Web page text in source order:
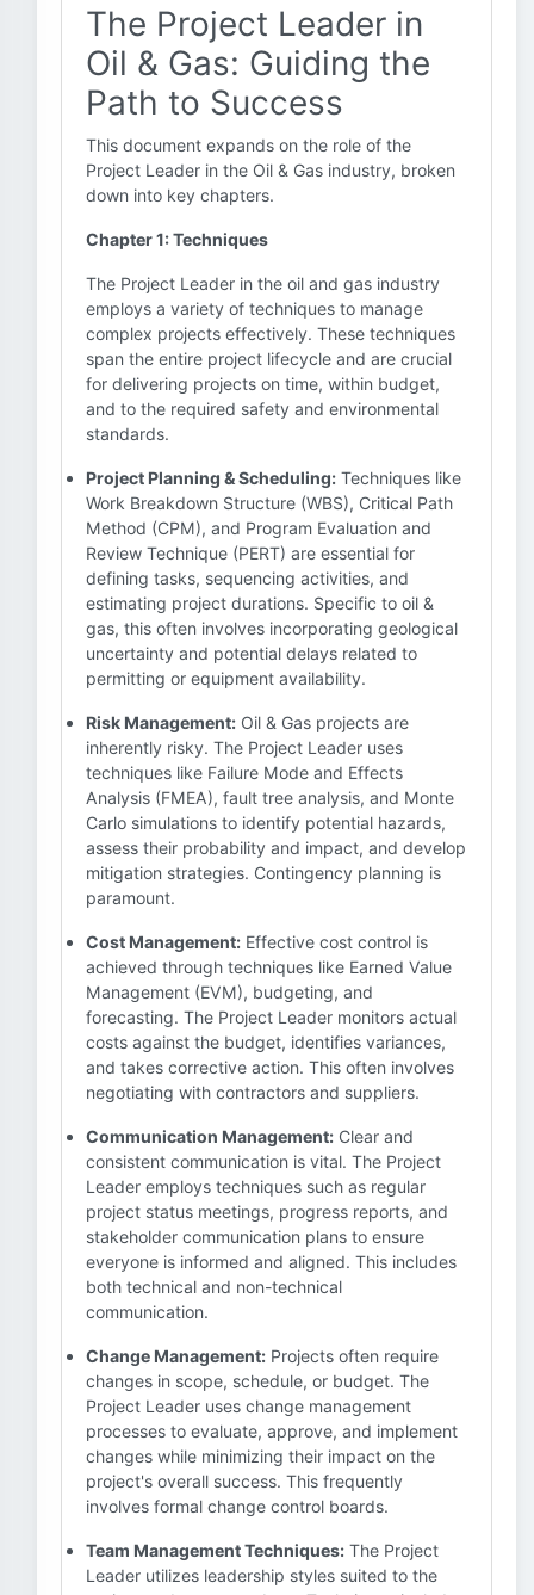
The Project Leader in
Oil & Gas: Guiding the
Path to Success
This document expands on the role of the
Project Leader in the Oil & Gas industry, broken
down into key chapters.
Chapter 1: Techniques
The Project Leader in the oil and gas industry
employs a variety of techniques to manage
complex projects effectively. These techniques
span the entire project lifecycle and are crucial
for delivering projects on time, within budget,
and to the required safety and environmental
standards.
Project Planning & Scheduling: Techniques like
Work Breakdown Structure (WBS), Critical Path
Method (CPM), and Program Evaluation and
Review Technique (PERT) are essential for
defining tasks, sequencing activities, and
estimating project durations. Specific to oil &
gas, this often involves incorporating geological
uncertainty and potential delays related to
permitting or equipment availability.
Risk Management: Oil & Gas projects are
inherently risky. The Project Leader uses
techniques like Failure Mode and Effects
Analysis (FMEA), fault tree analysis, and Monte
Carlo simulations to identify potential hazards,
assess their probability and impact, and develop
mitigation strategies. Contingency planning is
paramount.
Cost Management: Effective cost control is
achieved through techniques like Earned Value
Management (EVM), budgeting, and
forecasting. The Project Leader monitors actual
costs against the budget, identifies variances,
and takes corrective action. This often involves
negotiating with contractors and suppliers.
Communication Management: Clear and
consistent communication is vital. The Project
Leader employs techniques such as regular
project status meetings, progress reports, and
stakeholder communication plans to ensure
everyone is informed and aligned. This includes
both technical and non-technical
communication.
Change Management: Projects often require
changes in scope, schedule, or budget. The
Project Leader uses change management
processes to evaluate, approve, and implement
changes while minimizing their impact on the
project's overall success. This frequently
involves formal change control boards.
Team Management Techniques: The Project
Leader utilizes leadership styles suited to the